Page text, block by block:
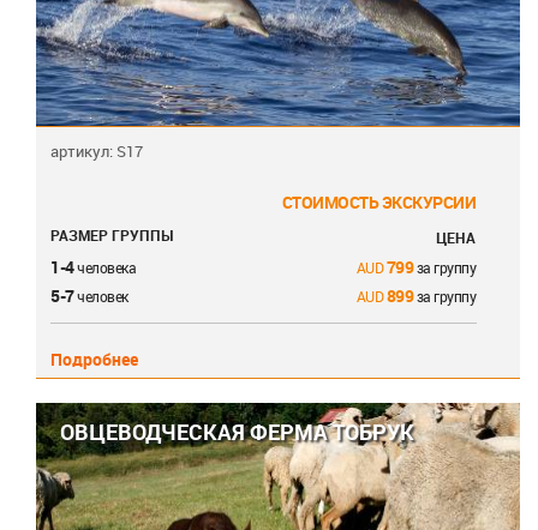
артикул: S17
СТОИМОСТЬ ЭКСКУРСИИ
РАЗМЕР ГРУППЫ ЦЕНА
1-4человека 799за группу
5-7человек 899за группу
Подробнее
ОВЦЕВОДЧЕСКАЯ ФЕРМА ТОБРУК